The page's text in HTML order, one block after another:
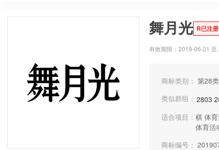
舞月光 R已注册
有效期限：2019-06-21
商标类别： 第28
类似群组： 2803
适合项目： 棋 体
体育活
商标编号：